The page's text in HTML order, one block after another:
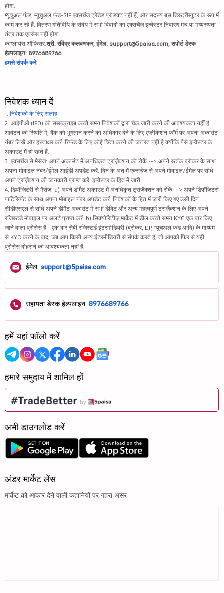
होगा.
म्यूचुअल फंड, म्यूचुअल फंड-SIP एक्सचेंज ट्रेडेड प्रोडक्ट नहीं हैं, और सदस्य बस डिस्ट्रीब्यूटर के रूप में
काम कर रहे हैं. वितरण गतिविधि के संबंध में सभी विवादों का एक्सचेंज इन्वेस्टर निवारण मंच या मध्यस्थता
तंत्र तक एक्सेस नहीं होगा.
कम्प्लायंस ऑफिसर:श्री. रविंद्र कलवणकर, ईमेल: support@5paisa.com, सपोर्ट डेस्क
हेल्पलाइन: 8976689766
हमसे संपर्क करें
निवेशक ध्यान दें
1. निवेशकों के लिए सलाह
2. आईपीओ (IPO) को सब्सक्राइब करते समय निवेशकों द्वारा चेक जारी करने की आवश्यकता नहीं है.
आवंटन की स्थिति में, बैंक को भुगतान करने का अधिकार देने के लिए एप्लीकेशन फॉर्म पर अपना अकाउंट
नंबर लिखें और हस्ताक्षर करें. रिफंड के लिए कोई चिंता करने की जरूरत नहीं है क्योंकि पैसे इन्वेस्टर के
अकाउंट में ही रहते हैं.
3. एक्सचेंज से मैसेज: अपने अकाउंट में अनधिकृत ट्रांज़ैक्शन को रोकें --> अपने स्टॉक ब्रोकर के साथ
अपना मोबाइल नंबर/ईमेल आईडी अपडेट करें. दिन के अंत में एक्सचेंज से अपने मोबाइल/ईमेल पर सीधे
अपने ट्रांज़ैक्शन की जानकारी प्राप्त करें. इन्वेस्टर के हित में जारी.
4. डिपॉज़िटरी से मैसेज: a) अपने डीमैट अकाउंट में अनधिकृत ट्रांज़ैक्शन को रोकें --> अपने डिपॉज़िटरी
पार्टिसिपेंट के साथ अपना मोबाइल नंबर अपडेट करें. निवेशकों के हित में जारी किए गए उसी दिन
सीडीएसएल से सीधे अपने डीमैट अकाउंट में सभी डेबिट और अन्य महत्वपूर्ण ट्रांज़ैक्शन के लिए अपने
रजिस्टर्ड मोबाइल पर अलर्ट प्राप्त करें. b) सिक्योरिटीज़ मार्केट में डील करते समय KYC एक बार किए
जाने वाला प्रोसेस है - एक बार सेबी रजिस्टर्ड इंटरमीडियरी (ब्रोकर, DP, म्यूचुअल फंड आदि) के माध्यम
से KYC करने के बाद, जब आप किसी अन्य इंटरमीडियरी से संपर्क करते हैं, तो आपको फिर से यही
प्रोसेस दोहराने की आवश्यकता नहीं है.
ईमेल: support@5paisa.com
सहायता डेस्क हेल्पलाइन: 8976689766
हमें यहां फॉलो करें
हमारे समुदाय में शामिल हों
अभी डाउनलोड करें
अंडर मार्केट लेंस
मार्केट को आकार देने वाली कहानियों पर गहरा असर